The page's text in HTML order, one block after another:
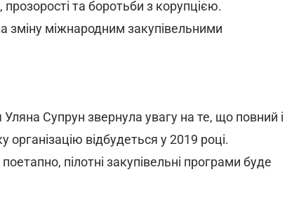
та боротьби з корупцією.
зміну міжнародним закупівельними
Супрун звернула увагу на те, що повний і
організацію відбудеться у 2019 році.
пілотні закупівельні програми буде